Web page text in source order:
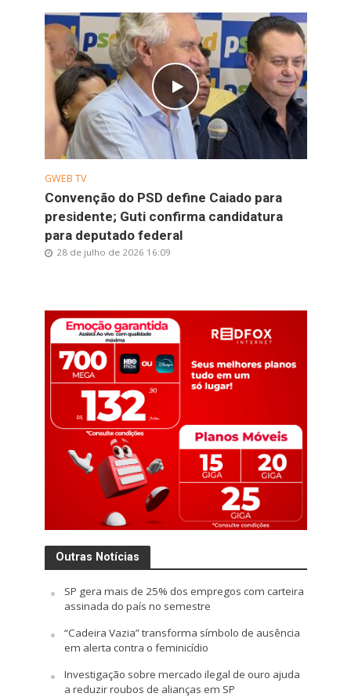
GWEB TV
Convenção do PSD define Caiado para
presidente; Guti confirma candidatura
para deputado federal
28 de julho de 2026 16:09
Outras Notícias
SP gera mais de 25% dos empregos com carteira
assinada do país no semestre
“Cadeira Vazia” transforma símbolo de ausência
em alerta contra o feminicídio
Investigação sobre mercado ilegal de ouro ajuda
a reduzir roubos de alianças em SP